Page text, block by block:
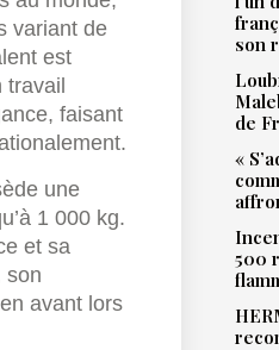
variant de
est
faisant
une
1 000 kg.
et sa
son
avant lors
son
de
«
500